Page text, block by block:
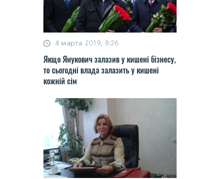
4 марта 2019, 8:26
Якщо Янукович залазив у кишені бізнесу,
то сьогодні влада залазить у кишені
кожній сім